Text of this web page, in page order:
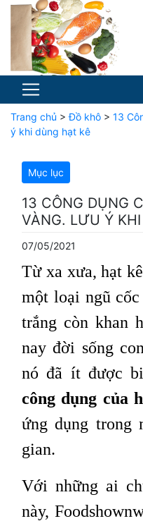
Trang chủ >Đồ khô > 13
ý khi dùng hạt kê
Mục lục
13 CÔNG DỤNG
VÀNG. LƯU Ý
07/05/2021
Từ xa xưa, hạt
một loại ngũ
trắng còn khan
nay đời sống
nó đã ít được
công dụng của
ứng dụng trong
gian.
Với những ai
này,